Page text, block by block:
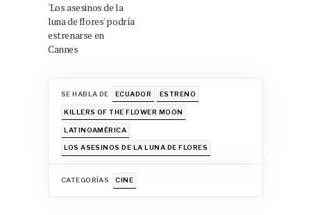
'Los asesinos de la
luna de flores' podría
estrenarse en
Cannes
SE HABLA DE ECUADOR ESTRENO
KILLERS OF THE FLOWER MOON
LATINOAMÉRICA
LOS ASESINOS DE LA LUNA DE FLORES
CATEGORÍAS CINE